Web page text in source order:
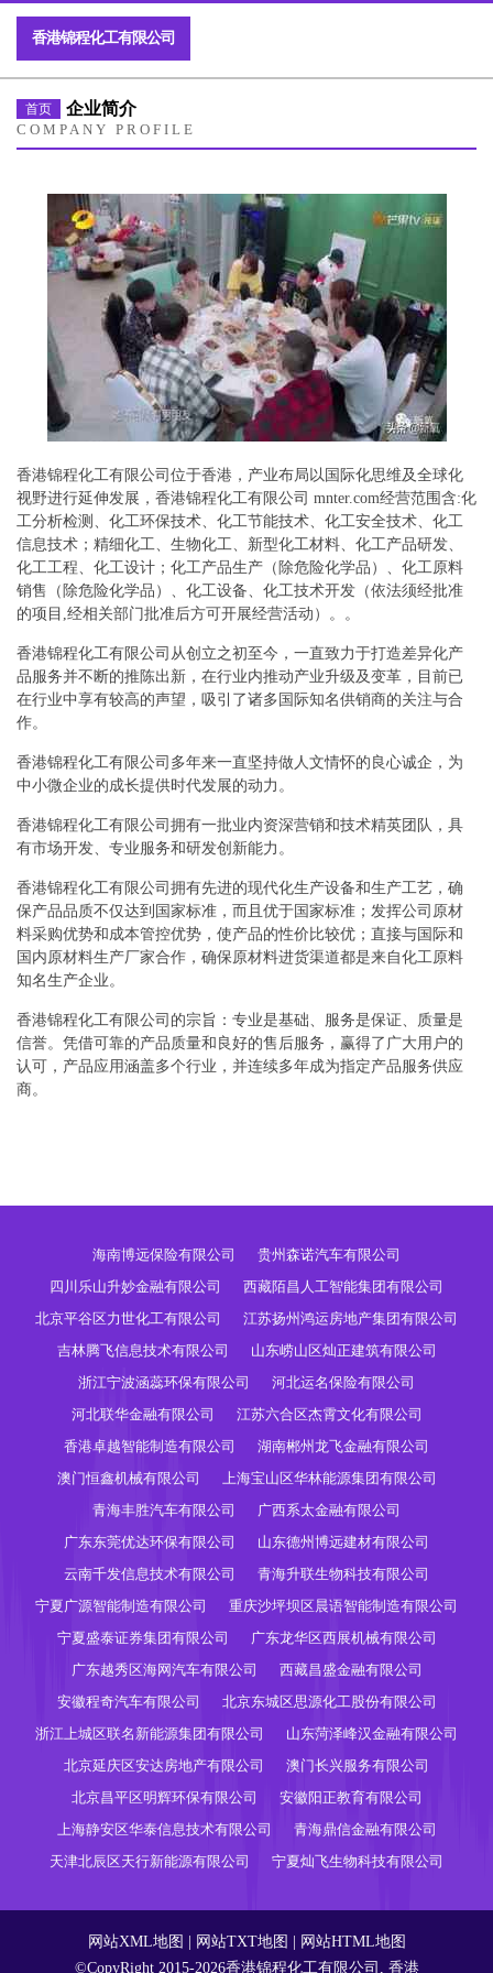
香港锦程化工有限公司
首页 企业简介
COMPANY PROFILE
香港锦程化工有限公司位于香港，产业布局以国际化思维及全球化
视野进行延伸发展，香港锦程化工有限公司 mnter.com经营范围含:化
工分析检测、化工环保技术、化工节能技术、化工安全技术、化工
信息技术；精细化工、生物化工、新型化工材料、化工产品研发、
化工工程、化工设计；化工产品生产（除危险化学品）、化工原料
销售（除危险化学品）、化工设备、化工技术开发（依法须经批准
的项目,经相关部门批准后方可开展经营活动）。。
香港锦程化工有限公司从创立之初至今，一直致力于打造差异化产
品服务并不断的推陈出新，在行业内推动产业升级及变革，目前已
在行业中享有较高的声望，吸引了诸多国际知名供销商的关注与合
作。
香港锦程化工有限公司多年来一直坚持做人文情怀的良心诚企，为
中小微企业的成长提供时代发展的动力。
香港锦程化工有限公司拥有一批业内资深营销和技术精英团队，具
有市场开发、专业服务和研发创新能力。
香港锦程化工有限公司拥有先进的现代化生产设备和生产工艺，确
保产品品质不仅达到国家标准，而且优于国家标准；发挥公司原材
料采购优势和成本管控优势，使产品的性价比较优；直接与国际和
国内原材料生产厂家合作，确保原材料进货渠道都是来自化工原料
知名生产企业。
香港锦程化工有限公司的宗旨：专业是基础、服务是保证、质量是
信誉。凭借可靠的产品质量和良好的售后服务，赢得了广大用户的
认可，产品应用涵盖多个行业，并连续多年成为指定产品服务供应
商。
海南博远保险有限公司
贵州森诺汽车有限公司
四川乐山升妙金融有限公司
西藏陌昌人工智能集团有限公司
北京平谷区力世化工有限公司
江苏扬州鸿运房地产集团有限公司
吉林腾飞信息技术有限公司
山东崂山区灿正建筑有限公司
浙江宁波涵蕊环保有限公司
河北运名保险有限公司
河北联华金融有限公司
江苏六合区杰霄文化有限公司
香港卓越智能制造有限公司
湖南郴州龙飞金融有限公司
澳门恒鑫机械有限公司
上海宝山区华林能源集团有限公司
青海丰胜汽车有限公司
广西系太金融有限公司
广东东莞优达环保有限公司
山东德州博远建材有限公司
云南千发信息技术有限公司
青海升联生物科技有限公司
宁夏广源智能制造有限公司
重庆沙坪坝区晨语智能制造有限公司
宁夏盛泰证券集团有限公司
广东龙华区西展机械有限公司
广东越秀区海网汽车有限公司
西藏昌盛金融有限公司
安徽程奇汽车有限公司
北京东城区思源化工股份有限公司
浙江上城区联名新能源集团有限公司
山东菏泽峰汉金融有限公司
北京延庆区安达房地产有限公司
澳门长兴服务有限公司
北京昌平区明辉环保有限公司
安徽阳正教育有限公司
上海静安区华泰信息技术有限公司
青海鼎信金融有限公司
天津北辰区天行新能源有限公司
宁夏灿飞生物科技有限公司
网站XML地图 网站TXT地图
网站HTML地图
©CopyRight 2015-2026香港锦程化工有限公司, 香港